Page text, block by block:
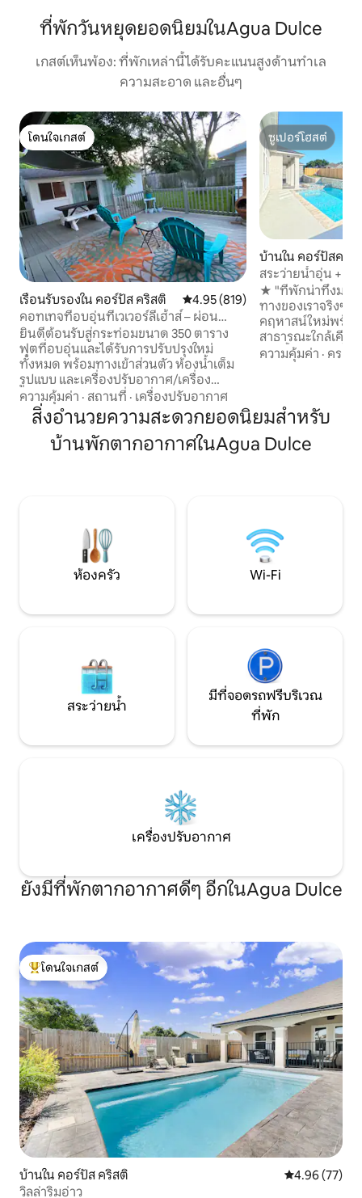
ที่พักวันหยุดยอดนิยมในAgua Dulce
เกสต์เห็นพ้อง: ที่พักเหล่านี้ได้รับคะแนนสูงด้านทำเล
ความสะอาด และอื่นๆ
โดนใจเกสต์
โดนใจเกสต์
เรือนรับรองใน คอร์ปัส คริสติ คะแนนเฉลี่ย 4.95 จาก 5, 819 รีวิว
4.95 (819)
คอทเทจที่อบอุ่นที่เวเวอร์ลีเฮ้าส์ – ผ่อน
คลายและพักผ่อน
ยินดีต้อนรับสู่กระท่อมขนาด 350 ตาราง
ฟุตที่อบอุ่นและได้รับการปรับปรุงใหม่
ทั้งหมด พร้อมทางเข้าส่วนตัว ห้องน้ำเต็ม
รูปแบบ และเครื่องปรับอากาศ/เครื่อง
ทำความร้อนแบบมินิสปลิต โปรดทราบว่า
หากเปิดประตู/หน้าต่างทิ้งไว้นานเกินไป
อาจทำให้เกิดน้ำค้างเนื่องจากความชื้น
เพลิดเพลินกับการพักผ่อนในร่มหรือกลาง
แจ้งในสวนหลังบ้านที่มีรั้วล้อมรอบและพื้นที่
Aquarium และสถานที่ยอดนิยมในท้องถิ่น
เหมาะสำหรับสุนัข (สูงสุด 2 ตัว ค่า
ธรรมเนียม 15 ดอลลาร์) ใบอนุญาต
ความคุ้มค่า · สถานที่ · เครื่องปรับอากาศ
ซูเปอร์โฮสต์
ซูเปอร์โฮสต์
บ้านใน คอร์ปัสคริส
สระว่ายน้ำอุ่น + อ่
| 5 ห้องนอน
★ "ที่พักน่าทึ่งมาก
ทางของเราจริงๆ" 4100 ตารางฟุต/
คฤหาสน์ใหม่พร้อ
สาธารณะใกล้เคียง! ☞ เพลิดเพลินไปกับส
ว่ายน้ำและอ่างน้ำร้อน
กอินสัตว์เลี้ยงของคุณ ห้องสวีท
พร้อมเตียงคิงไซ
รถ (3 คัน) ☞ เตาผิ
ความคุ้มค่า · ครอบ
สิ่งอำนวยความสะดวกยอดนิยมสำหรับ
บ้านพักตากอากาศในAgua Dulce
ห้องครัว Wi-Fi
สระว่ายน้ำ
มีที่จอดรถฟรีบริเวณ
ที่พัก
เครื่องปรับอากาศ
ยังมีที่พักตากอากาศดีๆ อีกในAgua Dulce
โดนใจเกสต์ที่สุด
โดนใจเกสต์
บ้านใน คอร์ปัส คริสติ คะแนนเฉลี่ย
4.96 (77)
วิลล่าริมอ่าว